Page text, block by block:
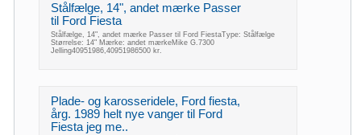
Stålfælge, 14", andet mærke Passer
til Ford Fiesta
Stålfælge, 14", andet mærke Passer til Ford FiestaType: Stålfælge
Størrelse: 14" Mærke: andet mærkeMike G.7300
Jelling40951986,40951986500 kr.
Plade- og karosseridele, Ford fiesta,
årg. 1989 helt nye vanger til Ford
Fiesta jeg me..